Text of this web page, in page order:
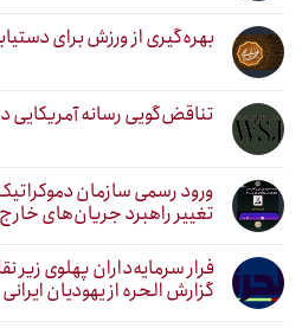
بهره‌گیری از ورزش برای
تناقض‌گویی رسانه آمریکایی
ورود رسمی سازمان
تغییر راهبرد جریان‌های
فرار سرمایه‌داران پهلوی
گزارش الحره از یهودیان